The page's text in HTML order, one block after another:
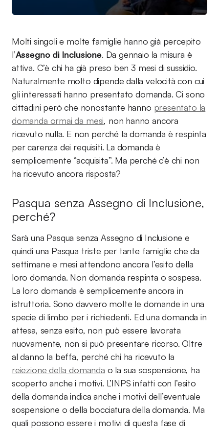
Molti singoli e molte famiglie hanno già percepito
l’Assegno di Inclusione. Da gennaio la misura è
attiva. C’è chi ha già preso ben 3 mesi di sussidio.
Naturalmente molto dipende dalla velocità con cui
gli interessati hanno presentato domanda. Ci sono
cittadini però che nonostante hanno presentato la
domanda ormai da mesi, non hanno ancora
ricevuto nulla. E non perché la domanda è respinta
per carenza dei requisiti. La domanda è
semplicemente “acquisita”. Ma perché c’è chi non
ha ricevuto ancora risposta?
Pasqua senza Assegno di Inclusione,
perché?
Sarà una Pasqua senza Assegno di Inclusione e
quindi una Pasqua triste per tante famiglie che da
settimane e mesi attendono ancora l’esito della
loro domanda. Non domanda respinta o sospesa.
La loro domanda è semplicemente ancora in
istruttoria. Sono davvero molte le domande in una
specie di limbo per i richiedenti. Ed una domanda in
attesa, senza esito, non può essere lavorata
nuovamente, non si può presentare ricorso. Oltre
al danno la beffa, perché chi ha ricevuto la
reiezione della domanda o la sua sospensione, ha
scoperto anche i motivi. L’INPS infatti con l’esito
della domanda indica anche i motivi dell’eventuale
sospensione o della bocciatura della domanda. Ma
quali possono essere i motivi di questa fase di